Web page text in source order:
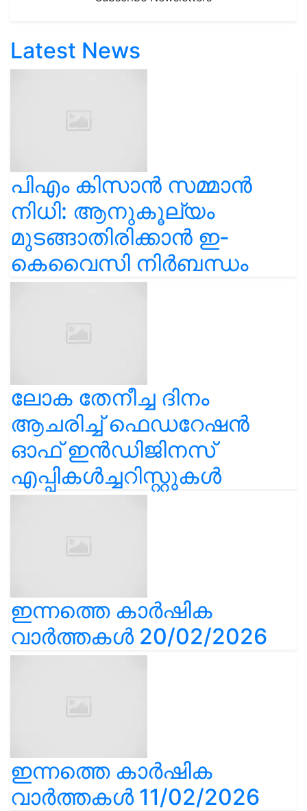
Latest News
പിഎം കിസാൻ സമ്മാൻ
നിധി: ആനുകൂല്യം
മുടങ്ങാതിരിക്കാൻ ഇ-
കെവൈസി നിർബന്ധം
ലോക തേനീച്ച ദിനം
ആചരിച്ച് ഫെഡറേഷൻ
ഓഫ് ഇൻഡിജിനസ്
എപ്പികൾച്ചറിസ്റ്റുകൾ
ഇന്നത്തെ കാർഷിക
വാർത്തകൾ 20/02/2026
ഇന്നത്തെ കാർഷിക
വാർത്തകൾ 11/02/2026